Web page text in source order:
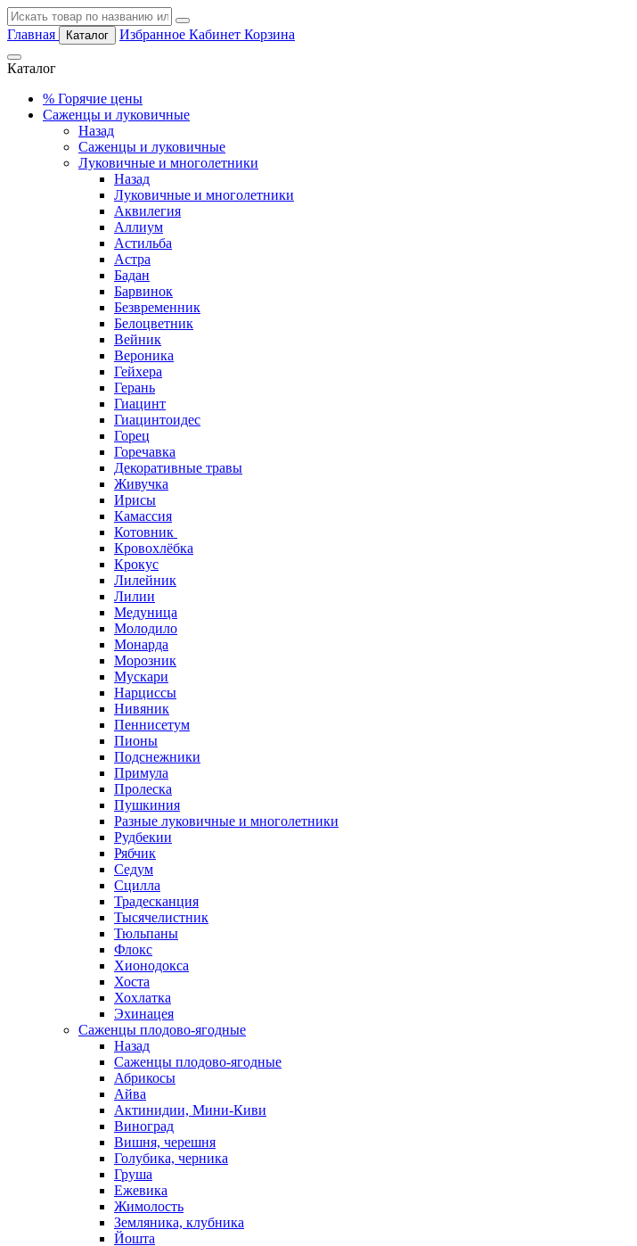
Главная Каталог Избранное Кабинет Корзина
Каталог
% Горячие цены
Саженцы и луковичные
Назад
Саженцы и луковичные
Луковичные и многолетники
Назад
Луковичные и многолетники
Аквилегия
Аллиум
Астильба
Астра
Бадан
Барвинок
Безвременник
Белоцветник
Вейник
Вероника
Гейхера
Герань
Гиацинт
Гиацинтоидес
Горец
Горечавка
Декоративные травы
Живучка
Ирисы
Камассия
Котовник
Кровохлёбка
Крокус
Лилейник
Лилии
Медуница
Молодило
Монарда
Морозник
Мускари
Нарциссы
Нивяник
Пеннисетум
Пионы
Подснежники
Примула
Пролеска
Пушкиния
Разные луковичные и многолетники
Рудбекии
Рябчик
Седум
Сцилла
Традесканция
Тысячелистник
Тюльпаны
Флокс
Хионодокса
Хоста
Хохлатка
Эхинацея
Саженцы плодово-ягодные
Назад
Саженцы плодово-ягодные
Абрикосы
Айва
Актинидии, Мини-Киви
Виноград
Вишня, черешня
Голубика, черника
Груша
Ежевика
Жимолость
Земляника, клубника
Йошта